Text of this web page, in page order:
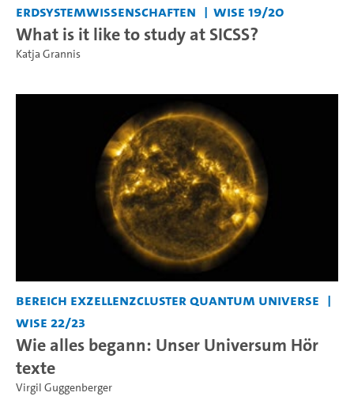
Erdsystemwissenschaften WiSe 19/20
What is it like to study at SICSS?
Katja Grannis
Bereich Exzellenzcluster Quantum Universe
WiSe 22/23
Wie alles begann: Unser Universum Hör
texte
Virgil Guggenberger